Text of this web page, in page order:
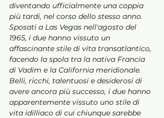
diventando ufficialmente una coppia
più tardi, nel corso dello stesso anno.
Sposati a Las Vegas nell'agosto del
1965, i due hanno vissuto un
affascinante stile di vita transatlantico,
facendo la spola tra la nativa Francia
di Vadim e la California meridionale.
Belli, ricchi, talentuosi e desiderosi di
avere ancora più successo, i due hanno
apparentemente vissuto uno stile di
vita idilliaco di cui chiunque sarebbe